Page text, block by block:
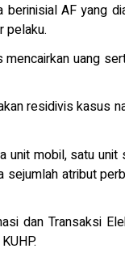
AF yang
pelaku.
uang
residivis kasus
unit mobil, satu
atribut
dan Transaksi